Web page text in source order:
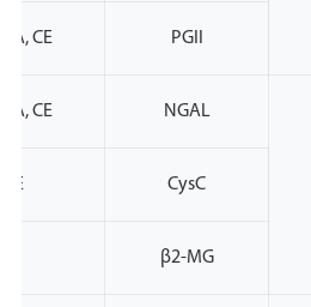
PGII
CE
NGAL
CE
CysC
CE
β2-MG